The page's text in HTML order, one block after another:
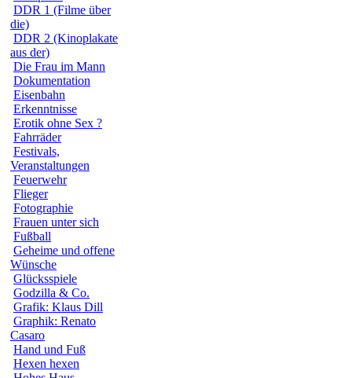
DDR 1 (Filme über
die)
DDR 2 (Kinoplakate
aus der)
Die Frau im Mann
Dokumentation
Eisenbahn
Erkenntnisse
Erotik ohne Sex ?
Fahrräder
Festivals,
Veranstaltungen
Feuerwehr
Flieger
Fotographie
Frauen unter sich
Fußball
Geheime und offene
Wünsche
Glücksspiele
Godzilla & Co.
Grafik: Klaus Dill
Graphik: Renato
Casaro
Hand und Fuß
Hexen hexen